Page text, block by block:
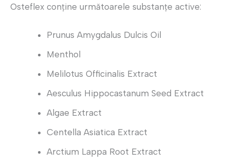
Osteflex conține următoarele substanțe active:
Prunus Amygdalus Dulcis Oil
Menthol
Melilotus Officinalis Extract
Aesculus Hippocastanum Seed Extract
Algae Extract
Centella Asiatica Extract
Arctium Lappa Root Extract